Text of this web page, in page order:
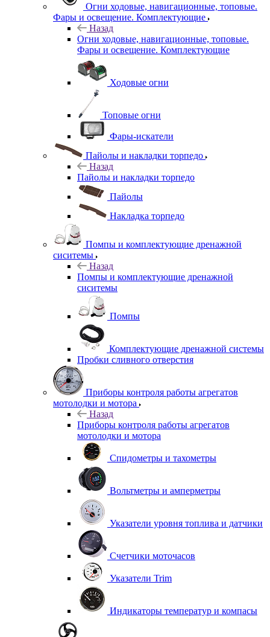
Огни ходовые, навигационные, топовые.
Фары и освещение. Комплектующие
Назад
Огни ходовые, навигационные, топовые.
Фары и освещение. Комплектующие
Ходовые огни
Топовые огни
Фары-искатели
Пайолы и накладки торпедо
Назад
Пайолы и накладки торпедо
Пайолы
Накладка торпедо
Помпы и комплектующие дренажной
сиситемы
Назад
Помпы и комплектующие дренажной
сиситемы
Помпы
Комплектующие дренажной системы
Пробки сливного отверстия
Приборы контроля работы агрегатов
мотолодки и мотора
Назад
Приборы контроля работы агрегатов
мотолодки и мотора
Спидометры и тахометры
Вольтметры и амперметры
Указатели уровня топлива и датчики
Счетчики моточасов
Указатели Trim
Индикаторы температур и компасы